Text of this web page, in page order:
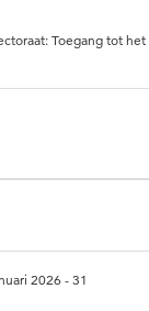
Toegang tot het
2026 - 31